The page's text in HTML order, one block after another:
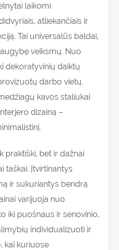
laikomi
atliekančiais ir
Tai universalūs baldai,
veiksmų. Nuo
dekoratyvinių daiktų
darbo vietų.
kavos staliukai
dizainą –
praktiški, bet ir dažnai
taškai. Įtvirtinantys
ir sukuriantys bendrą
varijuoja nuo
iki puošnaus ir senovinio,
individualizuoti ir
kai kuriuose